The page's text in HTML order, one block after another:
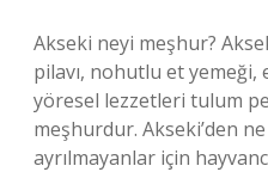
Akseki neyi meşhur?
pilavı, nohutlu et yemeği,
yöresel lezzetleri tulum
meşhurdur. Akseki’den ne
ayrılmayanlar için